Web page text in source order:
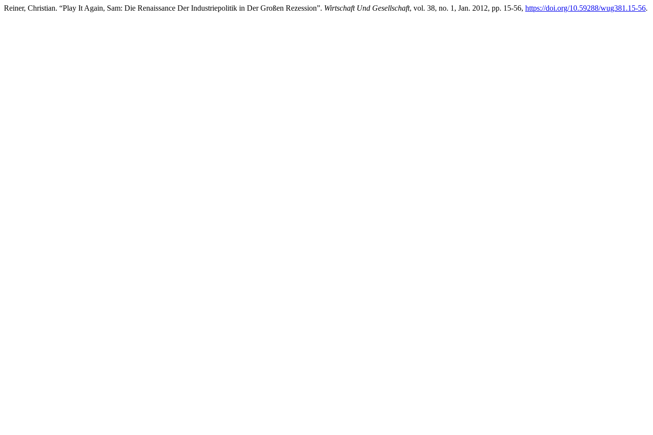
Reiner, Christian. “Play It Again, Sam: Die Renaissance Der Industriepolitik in Der Großen Rezession”. Wirtschaft Und Gesellschaft, vol. 38, no. 1, Jan. 2012, pp. 15-56, https://doi.org/10.59288/wug381.15-56.